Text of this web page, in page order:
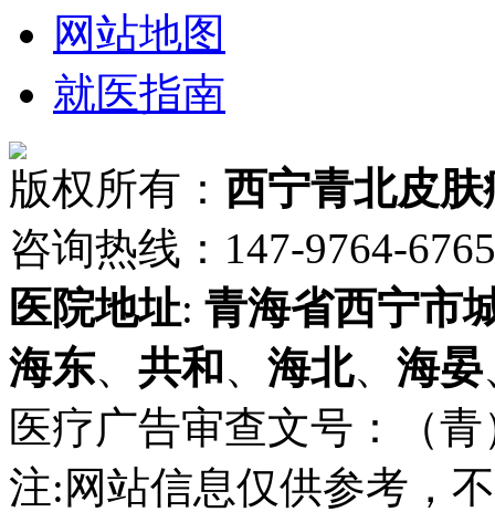
网站地图
就医指南
版权所有： 西宁青北皮肤
咨询热线：147-9764-
医院地址: 青海省西宁市
海东、 共和 、 海北、 海晏
医疗广告审查文号：（
注:网站信息仅供参考，